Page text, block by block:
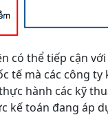
có thể tiếp cận
tế mà các công
hành các kỹ
kế toán đang áp